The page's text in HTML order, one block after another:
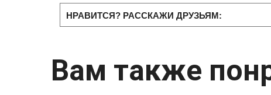
НРАВИТСЯ? РАССКАЖИ ДРУЗЬЯМ:
Вам также